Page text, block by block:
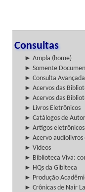
Consultas
► Ampla (home)
► Somente
► Consulta Avançada
► Acervos das
► Acervos das
► Livros Eletrônicos
► Catálogos de
► Artigos eletrônicos
► Acervo audiolivros
► Vídeos
► Biblioteca Viva:
► HQs da Gibiteca
► Produção
► Crônicas de Nair